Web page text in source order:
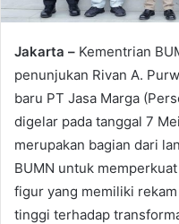
Jakarta – Kementrian
penunjukan Rivan A.
baru PT Jasa Marga
digelar pada tanggal 7
merupakan bagian dari
BUMN untuk
figur yang memiliki
tinggi terhadap